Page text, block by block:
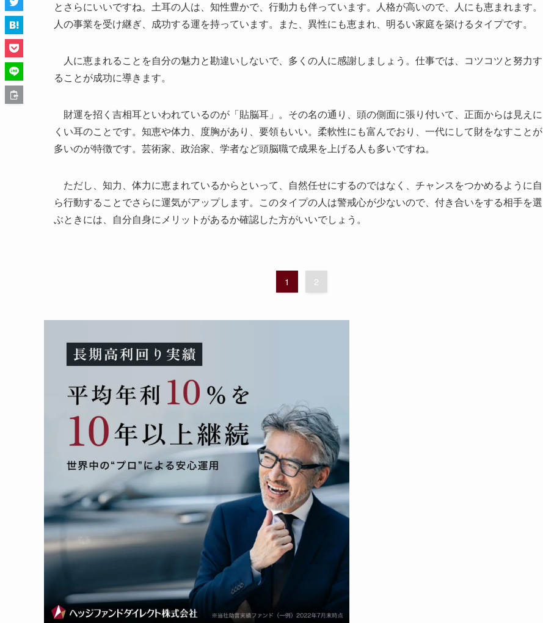
とさらにいいですね。土耳の人は、知性豊かで、行動力も伴っています。人格が高いので、人にも恵まれます。
人の事業を受け継ぎ、成功する運を持っています。また、異性にも恵まれ、明るい家庭を築けるタイプです。
人に恵まれることを自分の魅力と勘違いしないで、多くの人に感謝しましょう。仕事では、コツコツと努力す
ることが成功に導きます。
財運を招く吉相耳といわれているのが「貼脳耳」。その名の通り、頭の側面に張り付いて、正面からは見えに
くい耳のことです。知恵や体力、度胸があり、要領もいい。柔軟性にも富んでおり、一代にして財をなすことが
多いのが特徴です。芸術家、政治家、学者など頭脳職で成果を上げる人も多いですね。
ただし、知力、体力に恵まれているからといって、自然任せにするのではなく、チャンスをつかめるように自
ら行動することでさらに運気がアップします。このタイプの人は警戒心が少ないので、付き合いをする相手を選
ぶときには、自分自身にメリットがあるか確認した方がいいでしょう。
1 2